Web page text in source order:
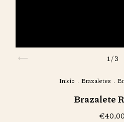
1/3
Inicio . Brazaletes .
Brazalete
€40,00